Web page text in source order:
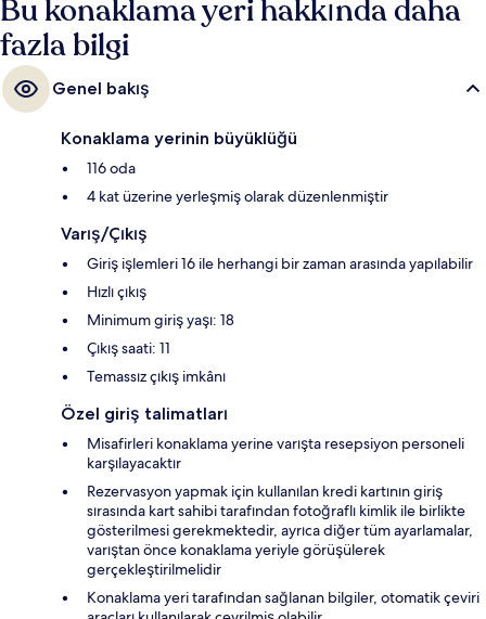
Bu konaklama yeri hakkında daha
fazla bilgi
Genel bakış
Konaklama yerinin büyüklüğü
116 oda
4 kat üzerine yerleşmiş olarak düzenlenmiştir
Varış/Çıkış
Giriş işlemleri 16 ile herhangi bir zaman arasında yapılabilir
Hızlı çıkış
Minimum giriş yaşı: 18
Çıkış saati: 11
Temassız çıkış imkânı
Özel giriş talimatları
Misafirleri konaklama yerine varışta resepsiyon personeli
karşılayacaktır
Rezervasyon yapmak için kullanılan kredi kartının giriş
sırasında kart sahibi tarafından fotoğraflı kimlik ile birlikte
gösterilmesi gerekmektedir, ayrıca diğer tüm ayarlamalar,
varıştan önce konaklama yeriyle görüşülerek
gerçekleştirilmelidir
Konaklama yeri tarafından sağlanan bilgiler, otomatik çeviri